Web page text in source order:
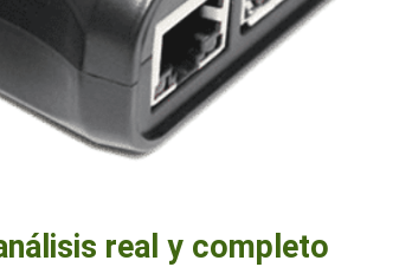
real y completo